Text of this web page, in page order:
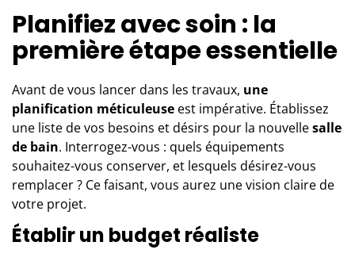
Planifiez avec soin : la
première étape essentielle
Avant de vous lancer dans les travaux, une
planification méticuleuse est impérative. Établissez
une liste de vos besoins et désirs pour la nouvellesalle
de bain. Interrogez-vous : quels équipements
souhaitez-vous conserver, et lesquels désirez-vous
remplacer ? Ce faisant, vous aurez une vision claire de
votre projet.
Établir un budget réaliste